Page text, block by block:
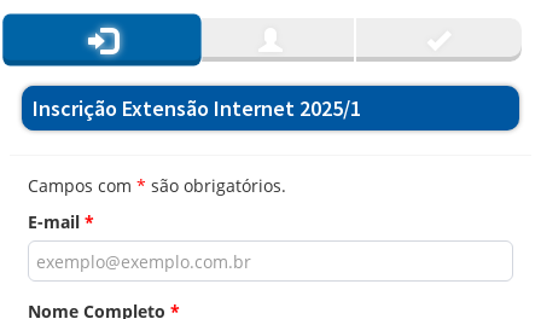
Inscrição Extensão Internet 2025/1
Campos com * são obrigatórios.
E-mail *
Nome Completo *